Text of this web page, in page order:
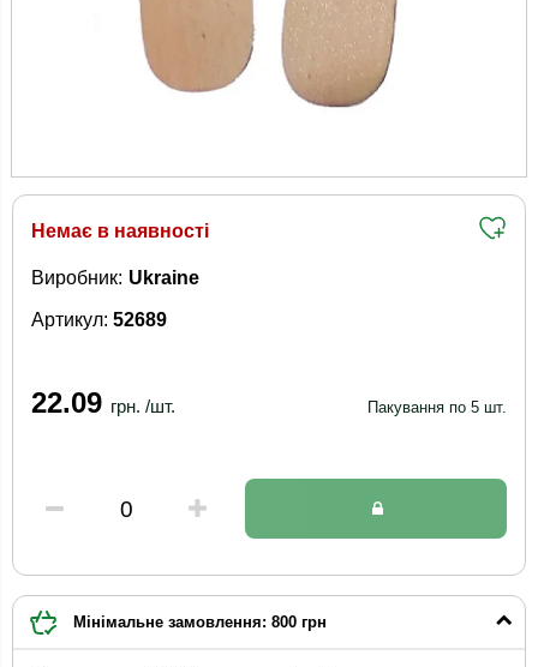
Немає в наявності
Артикул: 52689
Виробник: Ukraine
22.09 грн. /шт. Пакування по 5 шт.
Мінімальне замовлення: 800 грн